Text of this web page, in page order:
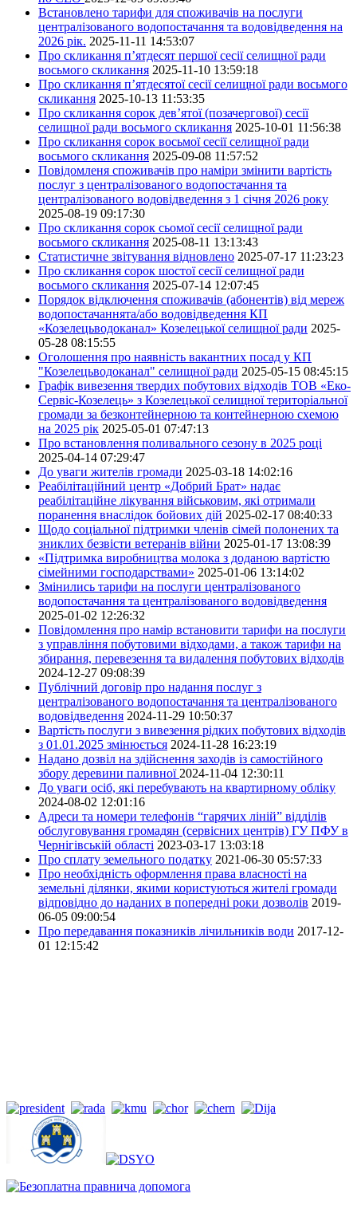
Встановлено тарифи для споживачів на послуги
централізованого водопостачання та водовідведення на
2026 рік. 2025-11-11 14:53:07
Про скликання п’ятдесят першої сесії селищної ради
восьмого скликання 2025-11-10 13:59:18
Про скликання п’ятдесятої сесії селищної ради восьмого
скликання 2025-10-13 11:53:35
Про скликання сорок дев’ятої (позачергової) сесії
селищної ради восьмого скликання 2025-10-01 11:56:38
Про скликання сорок восьмої сесії селищної ради
восьмого скликання 2025-09-08 11:57:52
Повідомленя споживачів про наміри змінити вартість
послуг з централізованого водопостачання та
централізованого водовідведення з 1 січня 2026 року
2025-08-19 09:17:30
Про скликання сорок сьомої сесії селищної ради
восьмого скликання 2025-08-11 13:13:43
Статистичне звітування відновлено 2025-07-17 11:23:23
Про скликання сорок шостої сесії селищної ради
восьмого скликання 2025-07-14 12:07:45
Порядок відключення споживачів (абонентів) від мереж
водопостачаннята/або водовідведення КП
«Козелецьводоканал» Козелецької селищної ради 2025-
05-28 08:15:55
Оголошення про наявність вакантних посад у КП
"Козелецьводоканал" селищної ради 2025-05-15 08:45:15
Графік вивезення твердих побутових відходів ТОВ «Еко-
Сервіс-Козелець» з Козелецької селищної територіальної
громади за безконтейнерною та контейнерною схемою
на 2025 рік 2025-05-01 07:47:13
Про встановлення поливального сезону в 2025 році
2025-04-14 07:29:47
До уваги жителів громади 2025-03-18 14:02:16
Реабілітаційний центр «Добрий Брат» надає
реабілітаційне лікування військовим, які отримали
поранення внаслідок бойових дій 2025-02-17 08:40:33
Щодо соціальної підтримки членів сімей полонених та
зниклих безвісти ветеранів війни 2025-01-17 13:08:39
«Підтримка виробництва молока з доданою вартістю
сімейними господарствами» 2025-01-06 13:14:02
Змінились тарифи на послуги централізованого
водопостачання та централізованого водовідведення
2025-01-02 12:26:32
Повідомлення про намір встановити тарифи на послуги
з управління побутовими відходами, а також тарифи на
збирання, перевезення та видалення побутових відходів
2024-12-27 09:08:39
Публічний договір про надання послуг з
централізованого водопостачання та централізованого
водовідведення 2024-11-29 10:50:37
Вартість послуги з вивезення рідких побутових відходів
з 01.01.2025 змінюється 2024-11-28 16:23:19
Надано дозвіл на здійснення заходів із самостійного
збору деревини паливної 2024-11-04 12:30:11
До уваги осіб, які перебувають на квартирному обліку
2024-08-02 12:01:16
Адреси та номери телефонів “гарячих ліній” відділів
обслуговування громадян (сервісних центрів) ГУ ПФУ в
Чернігівській області 2023-03-17 13:03:18
Про сплату земельного податку 2021-06-30 05:57:33
Про необхідність оформлення права власності на
земельні ділянки, якими користуються жителі громади
відповідно до наданих в попередні роки дозволів 2019-
06-05 09:00:54
Про передавання показників лічильників води 2017-12-
01 12:15:42